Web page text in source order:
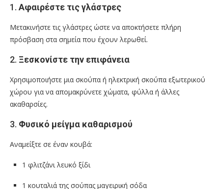
1. Αφαιρέστε τις γλάστρες
Μετακινήστε τις γλάστρες ώστε να αποκτήσετε πλήρη
πρόσβαση στα σημεία που έχουν λερωθεί.
2. Ξεσκονίστε την επιφάνεια
Χρησιμοποιήστε μια σκούπα ή ηλεκτρική σκούπα εξωτερικού
χώρου για να απομακρύνετε χώματα, φύλλα ή άλλες
ακαθαρσίες.
3. Φυσικό μείγμα καθαρισμού
Αναμείξτε σε έναν κουβά:
1 φλιτζάνι λευκό ξίδι
1 κουταλιά της σούπας μαγειρική σόδα